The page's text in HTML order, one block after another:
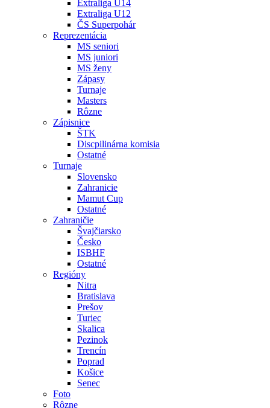
Extraliga U14
Extraliga U12
ČS Superpohár
Reprezentácia
MS seniori
MS juniori
MS ženy
Zápasy
Turnaje
Masters
Rôzne
Zápisnice
ŠTK
Discpilinárna komisia
Ostatné
Turnaje
Slovensko
Zahranicie
Mamut Cup
Ostatné
Zahraničie
Švajčiarsko
Česko
ISBHF
Ostatné
Regióny
Nitra
Bratislava
Prešov
Turiec
Skalica
Pezinok
Trencín
Poprad
Košice
Senec
Foto
Rôzne